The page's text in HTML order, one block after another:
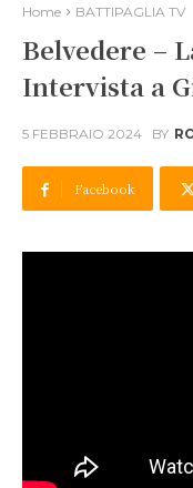
Home BATTIPAGLIA TV
Belvedere –
Intervista a
5 FEBBRAIO 2024 BY
Facebook